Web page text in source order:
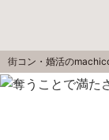
街コン・婚活の